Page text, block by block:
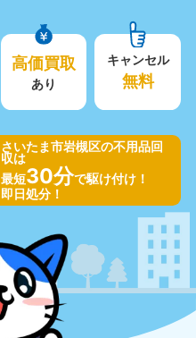
高価買取
あり
キャンセル
無料
さいたま市岩槻区の不用品回
収は
最短30分で駆け付け！
即日処分！